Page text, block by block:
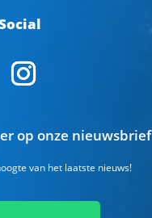
op onze nieuwsbrief
van het laatste nieuws!